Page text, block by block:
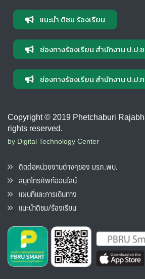
แนะนำ ติชม ร้องเรียน
ช่องทางร้องเรียน สำนักงาน ป.ป.
ช่องทางร้องเรียน สำนักงาน ป.ป.
Copyright © 2019 Phetchaburi
rights reserved.
by Digital Technology Center
ติดต่อหน่วยงานต่างๆของ มรภ.พบ.
สมุดโทรศัพท์ออนไลน์
แผนที่และการเดินทาง
แนะนำติชม/ร้องเรียน